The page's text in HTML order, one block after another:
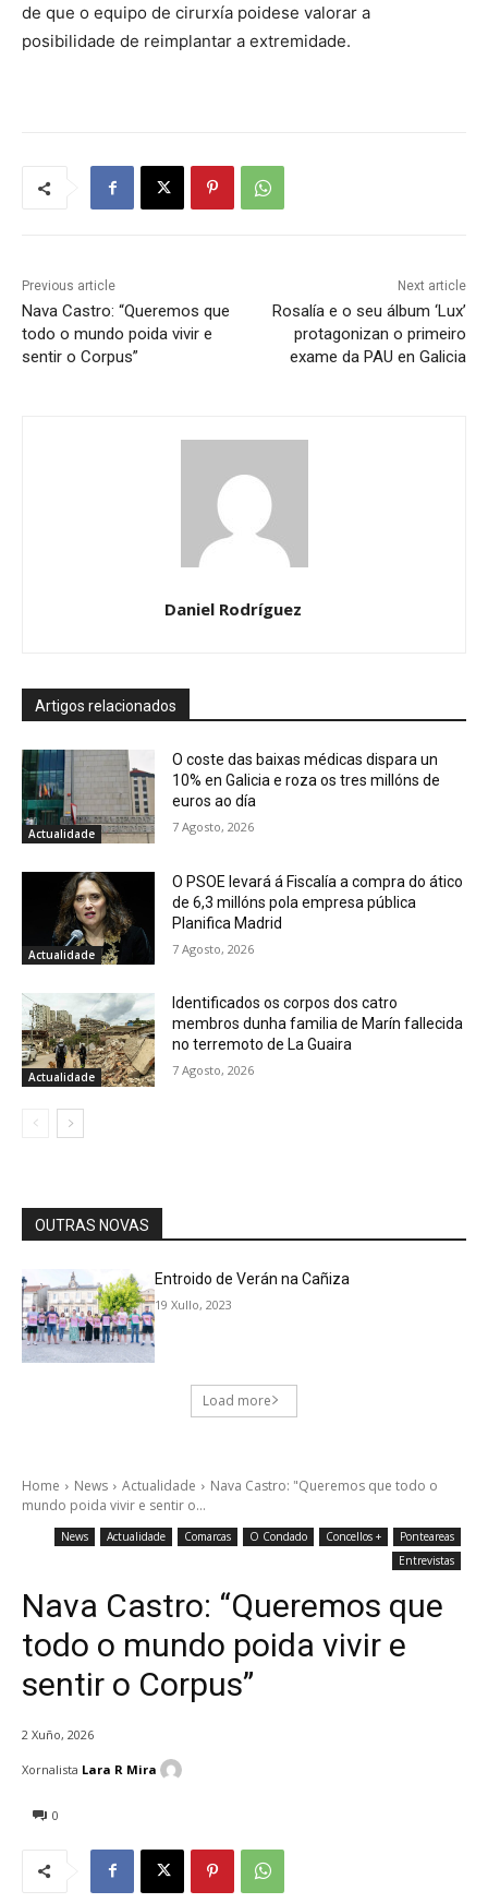
de que o equipo de cirurxía poidese valorar a
posibilidade de reimplantar a extremidade.
Previous article
Nava Castro: “Queremos que
todo o mundo poida vivir e
sentir o Corpus”
Next article
Rosalía e o seu álbum ‘Lux’
protagonizan o primeiro
exame da PAU en Galicia
Daniel Rodríguez
Artigos relacionados
Actualidade
O coste das baixas médicas dispara un
10% en Galicia e roza os tres millóns de
euros ao día
7 Agosto, 2026
Actualidade
O PSOE levará á Fiscalía a compra do ático
de 6,3 millóns pola empresa pública
Planifica Madrid
7 Agosto, 2026
Actualidade
Identificados os corpos dos catro
membros dunha familia de Marín fallecida
no terremoto de La Guaira
7 Agosto, 2026
OUTRAS NOVAS
Entroido de Verán na Cañiza
19 Xullo, 2023
Load more